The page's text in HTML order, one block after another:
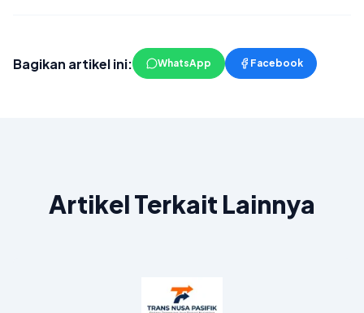
Bagikan artikel ini: WhatsApp Facebook
Artikel Terkait Lainnya